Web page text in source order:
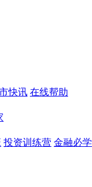
快讯 在线帮助
投资训练营 金融必学